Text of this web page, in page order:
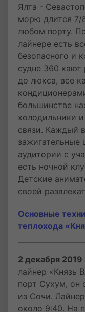
Ялта -
морю длится 7/
любом порту.
лайнере есть
безопасного и
судне 360 кают
до люкса, все
большинстве
холодильники
связи. Каждый
аудитории с
есть ночной
Детские
своей
Основные
теплохода
2 декабря 2019
лайнер «Князь
порт Сухум, он
из Сочи.
около 9:40. На